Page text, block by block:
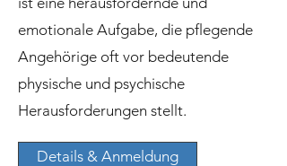
emotionale Aufgabe, die pflegende
Angehörige oft vor bedeutende
physische und psychische
Herausforderungen stellt.
Details & Anmeldung